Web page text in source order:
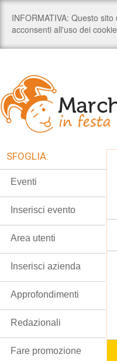
SFOGLIA:
Eventi
Inserisci evento
Area utenti
Inserisci azienda
Approfondimenti
Redazionali
Fare promozione